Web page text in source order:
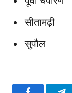
सीतामढ़ी
सुपौल